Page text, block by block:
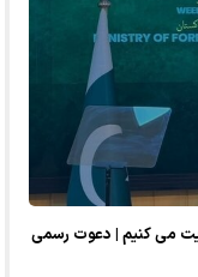
می کنیم | دعوت رسمی